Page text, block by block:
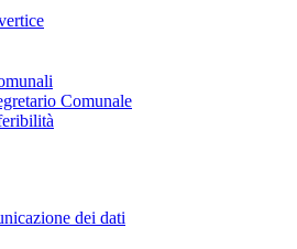
Comunale
dei dati